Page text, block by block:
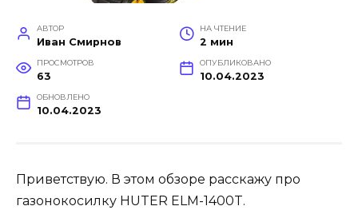
АВТОР
Иван Смирнов
НА ЧТЕНИЕ
2 мин
ПРОСМОТРОВ
63
ОПУБЛИКОВАНО
10.04.2023
ОБНОВЛЕНО
10.04.2023
Приветствую. В этом обзоре расскажу про
газонокосилку HUTER ELM-1400T.